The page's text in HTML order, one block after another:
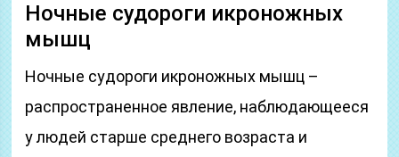
Ночные судороги икроножных
мышц
Ночные судороги икроножных мышц –
распространенное явление, наблюдающееся
у людей старше среднего возраста и